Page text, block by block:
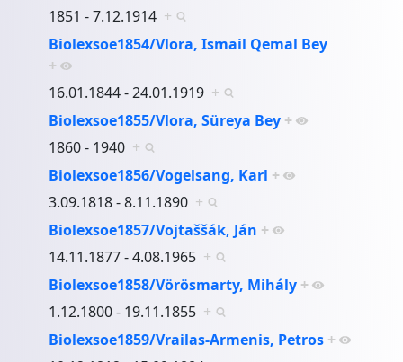
1851 - 7.12.1914 +
Biolexsoe1854/Vlora, Ismail Qemal Bey
+
16.01.1844 - 24.01.1919 +
Biolexsoe1855/Vlora, Süreya Bey +
1860 - 1940 +
Biolexsoe1856/Vogelsang, Karl +
3.09.1818 - 8.11.1890 +
Biolexsoe1857/Vojtaššák, Ján +
14.11.1877 - 4.08.1965 +
Biolexsoe1858/Vörösmarty, Mihály +
1.12.1800 - 19.11.1855 +
Biolexsoe1859/Vrailas-Armenis, Petros +